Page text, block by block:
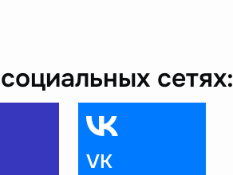
сетях:
VK